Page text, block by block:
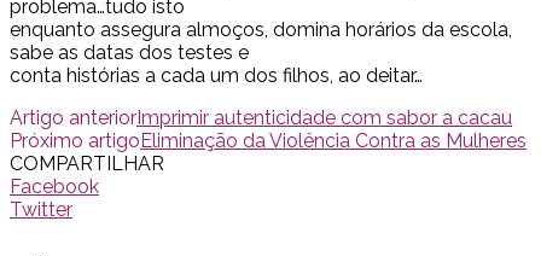
problema…tudo isto
enquanto assegura almoços, domina horários da escola,
sabe as datas dos testes e
conta histórias a cada um dos filhos, ao deitar…
Artigo anterior Imprimir autenticidade com sabor a cacau
Próximo artigo Eliminação da Violência Contra as Mulheres
COMPARTILHAR
Facebook
Twitter